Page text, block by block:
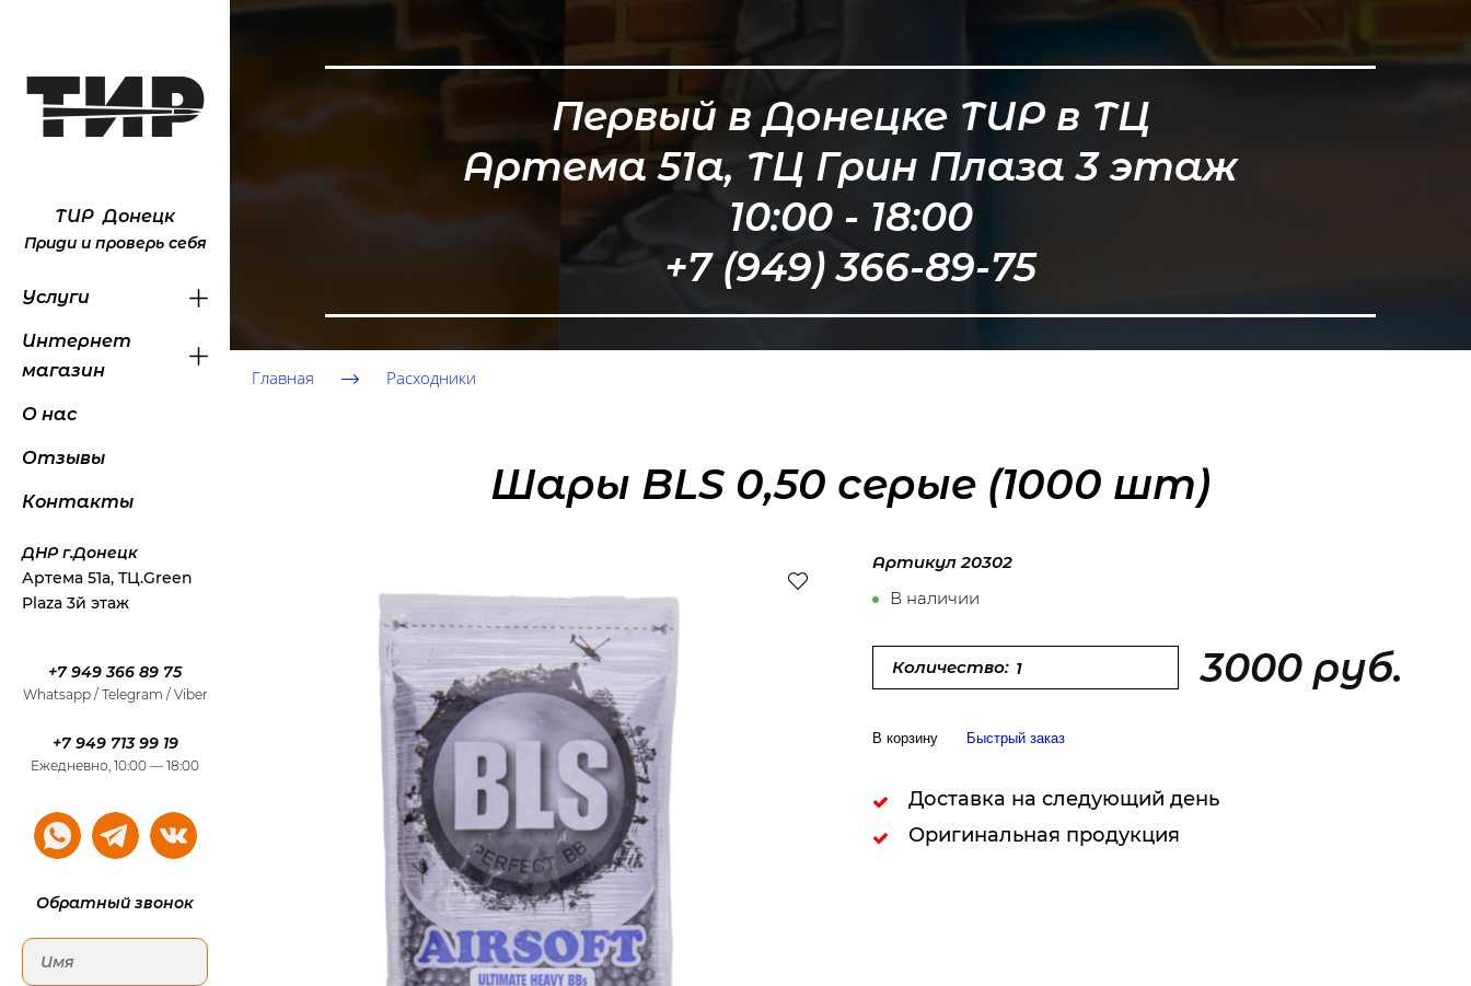
Первый в Донецке ТИР в ТЦ
Артема 51а, ТЦ Грин Плаза 3 этаж
10:00 - 18:00
+7 (949) 366-89-75
ТИР Донецк
Приди и проверь себя
Услуги
Интернет
магазин
О нас
Отзывы
Контакты
ДНР г.Донецк
Артема 51а, ТЦ.Green
Plaza 3й этаж
+7 949 366 89 75
Whatsapp / Telegram / Viber
+7 949 713 99 19
Ежедневно, 10:00 — 18:00
Обратный звонок
Главная Расходники
Шары BLS 0,50 серые (1000 шт)
Артикул 20302
В наличии
Количество: 3000 руб.
В корзину Быстрый заказ
Доставка на следующий день
Оригинальная продукция